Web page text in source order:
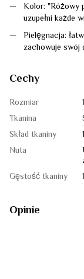
Kolor: "Różowy
uzupełni każde
Pielęgnacja:
zachowuje swój
Cechy
Rozmiar
Tkanina
Skład tkaniny
Nuta
Gęstość tkaniny
Opinie